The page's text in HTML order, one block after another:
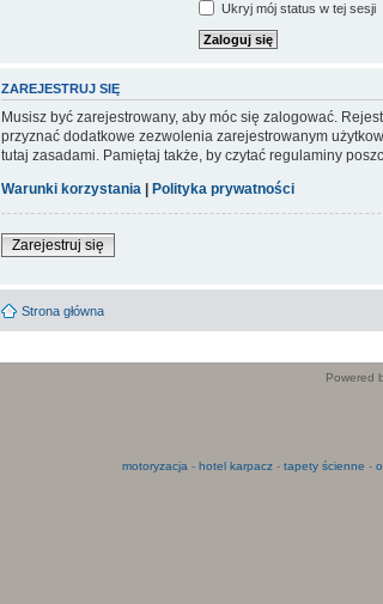
Ukryj mój status w tej sesji
ZAREJESTRUJ SIĘ
Musisz być zarejestrowany, aby móc się zalogować.
przyznać dodatkowe zezwolenia zarejestrowanym
tutaj zasadami. Pamiętaj także, by czytać regulaminy
Warunki korzystania | Polityka prywatności
Zarejestruj się
Strona główna
Powered
motoryzacja - hotel karpacz- tapety ścienne -